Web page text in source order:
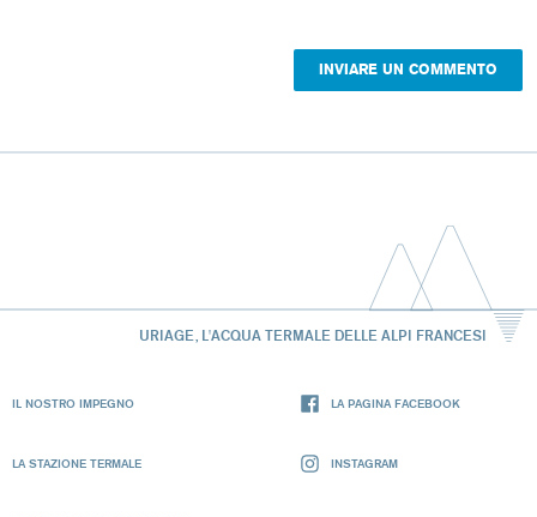
URIAGE, L'ACQUA TERMALE DELLE ALPI FRANCESI
IL NOSTRO IMPEGNO
LA STAZIONE TERMALE
LA PAGINA FACEBOOK
INSTAGRAM